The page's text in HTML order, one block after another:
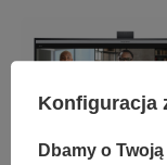
Konfiguracja
Dbamy o